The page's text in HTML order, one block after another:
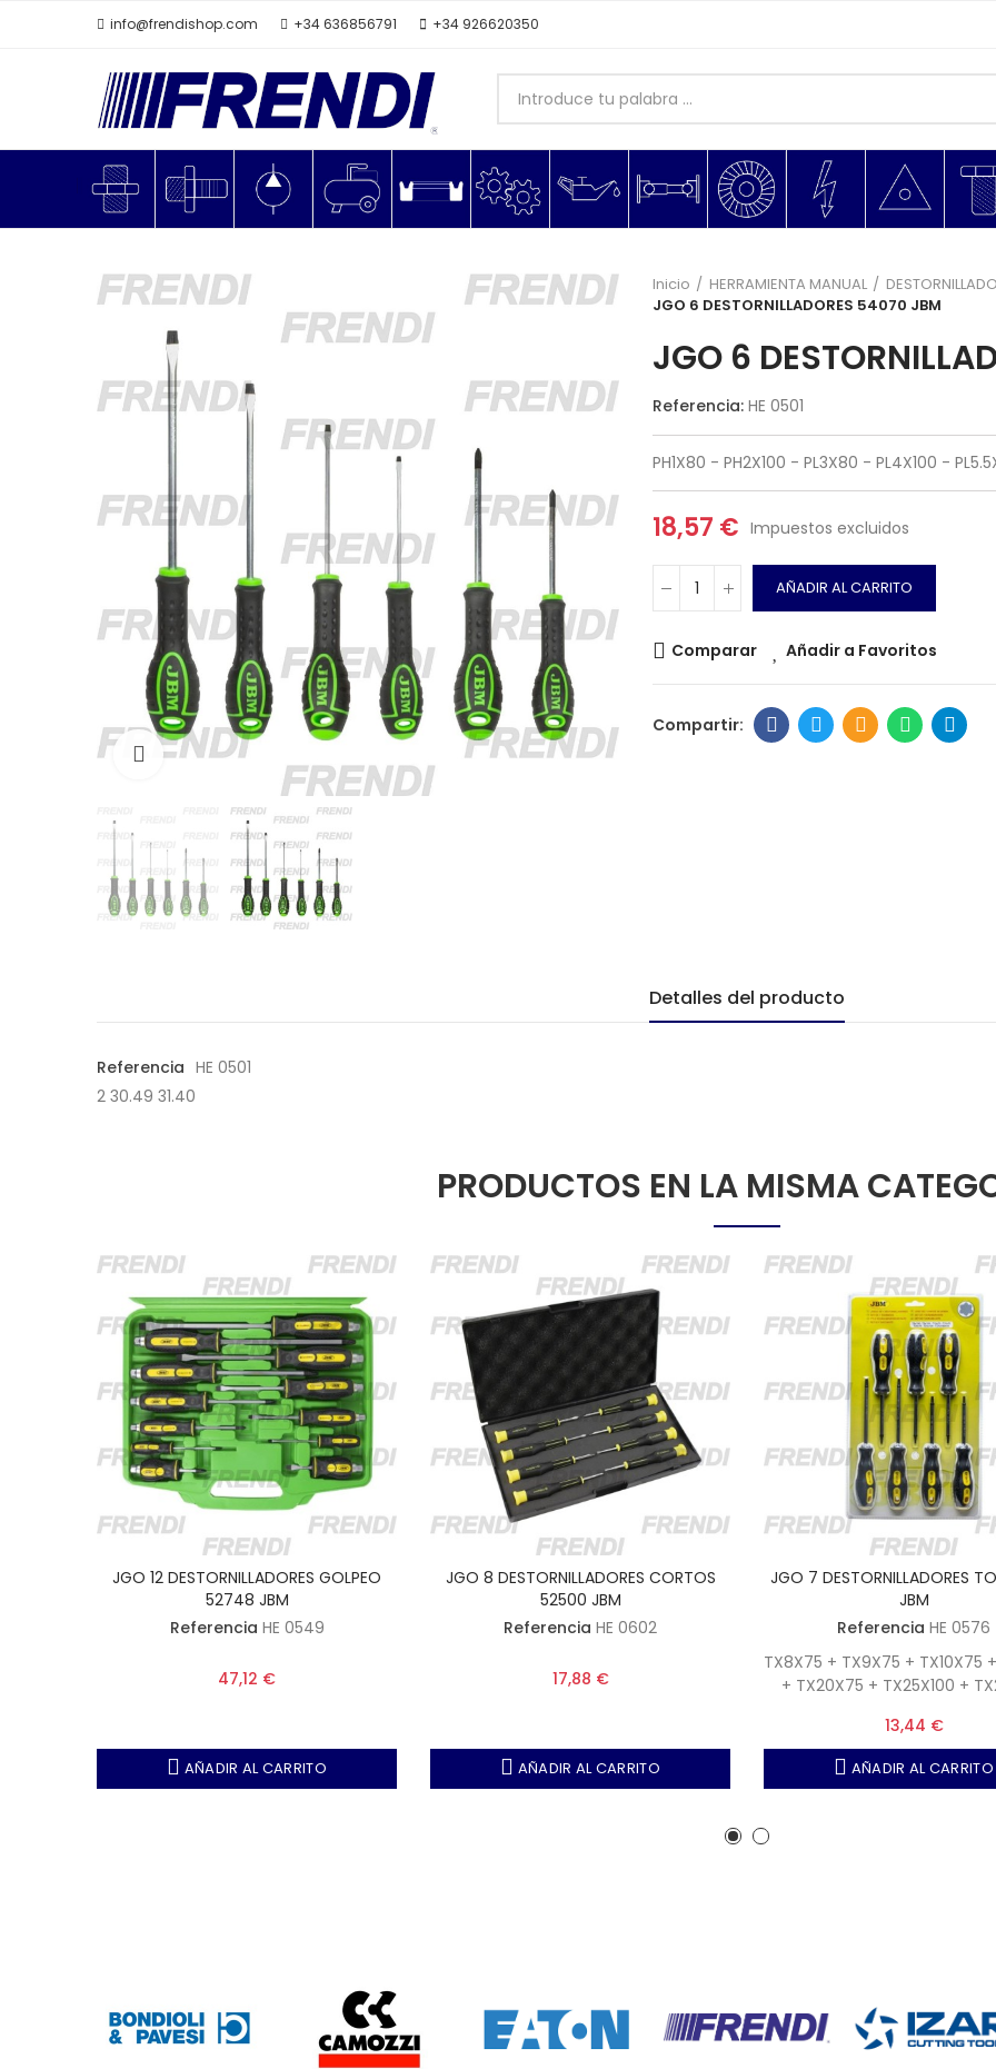
info@frendishop.com +34 636856791 +34 926620350
Click para agrandar
Inicio HERRAMIENTA MANUAL
JGO 6 DESTORNILLADORES 54070 JBM
JGO 6
Referencia: HE 0501
PH1X80 - PH2X100 - PL3X80 - PL4X100 -
18,57 € Impuestos excluidos
AÑADIR AL CARRITO
Comparar Añadir a Favoritos
Detalles del producto
Referencia HE 0501
2 30.49 31.40
PRODUCTOS EN LA MISMA
JGO 12 DESTORNILLADORES GOLPEO
52748 JBM
Referencia HE 0549
47,12 €
AÑADIR AL CARRITO
JGO 8 DESTORNILLADORES CORTOS
52500 JBM
Referencia HE 0602
17,88 €
AÑADIR AL CARRITO
JGO 7 DESTORNILLADORES
JBM
Referencia HE 0576
TX8X75 + TX9X75 + TX10X75
+ TX20X75 + TX25X100 +
13,44 €
AÑADIR AL CARRITO